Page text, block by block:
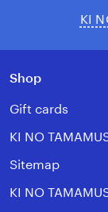
KI
Shop
Gift cards
KI NO
Sitemap
KI NO